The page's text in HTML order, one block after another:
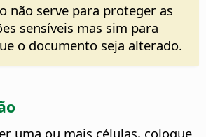
não serve para proteger as
sensíveis mas sim para
o documento seja alterado.
uma ou mais células, coloque